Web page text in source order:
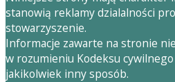
stanowią reklamy dzialalności
stowarzyszenie.
Informacje zawarte na stronie
w rozumieniu Kodeksu
jakikolwiek inny sposób.